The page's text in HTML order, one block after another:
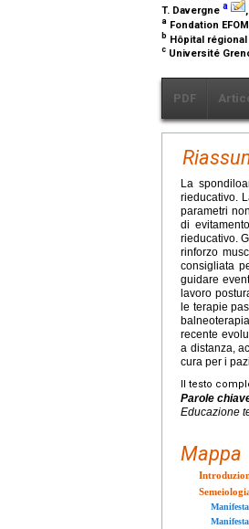
T. Davergne a
a Fondation
b Hôpital
c Université
PDF
La
rieducativo.
parametri
di
rieducativo.
rinforzo
consigliata
guidare
lavoro
le terapie
recente
a distanza,
cura per i
Il testo
Parole
Educazione
Mappa